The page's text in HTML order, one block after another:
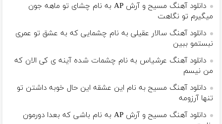
دانلود آهنگ مسیح و آرش AP به نام چشای تو ماهه جون
میگیرم تو نگاهت
دانلود آهنگ سالار عقیلی به نام چشمایی که به عشق تو عمری
نبستمو ببین
دانلود آهنگ عرشیاس به نام چشمات شده آینه ی کی الان که
من نیسم
دانلود آهنگ مسیح به نام این عشقه این حال خوبه داشتن تو
تنها آرزومه
دانلود آهنگ مسیح و آرش AP به نام باشی که بعدا دورمون